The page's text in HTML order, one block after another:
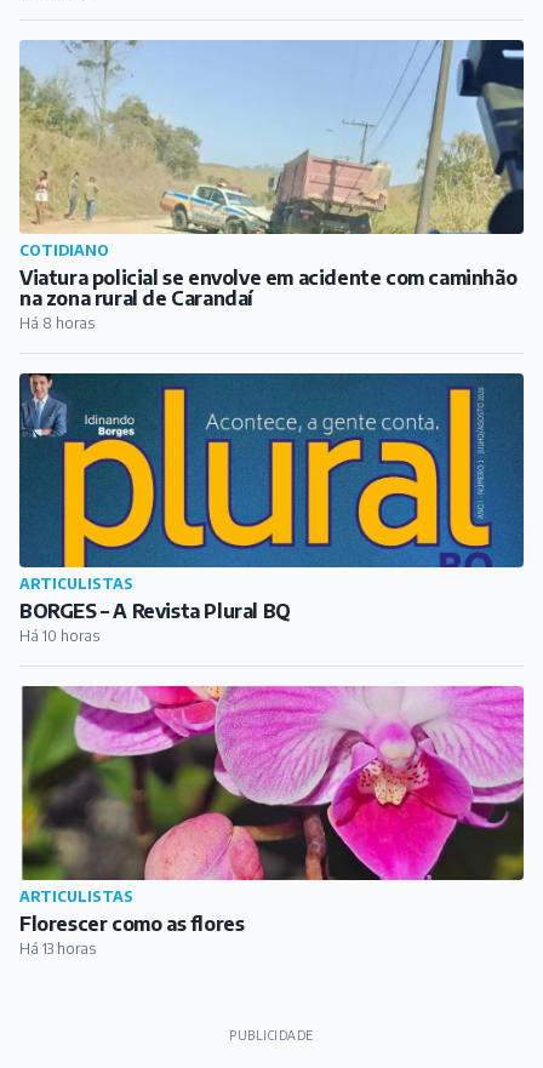
COTIDIANO
Viatura policial se envolve em acidente com caminhão
na zona rural de Carandaí
Há 8 horas
ARTICULISTAS
BORGES – A Revista Plural BQ
Há 10 horas
ARTICULISTAS
Florescer como as flores
Há 13 horas
PUBLICIDADE